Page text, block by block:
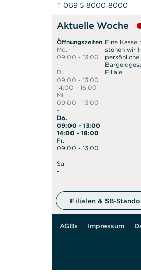
T 069 5 8000 8000
Aktuelle Woche
Öffnungszeiten
Mo.
09:00 - 13:00
-
Di.
09:00 - 13:00
14:00 - 16:00
Mi.
09:00 - 13:00
-
Do.
09:00 - 13:00
14:00 - 18:00
Fr.
09:00 - 13:00
-
Sa.
-
-
Eine
stehen wir
Filiale.
Filialen & SB-
AGBs Impressum